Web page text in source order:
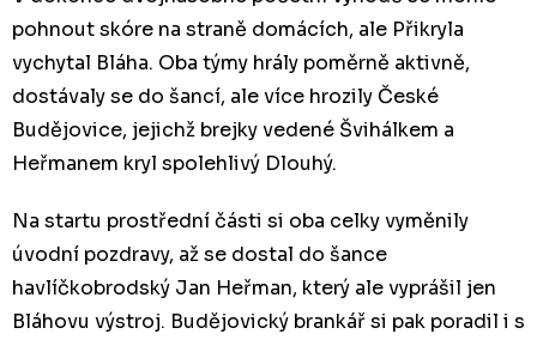
pohnout skóre na straně domácích, ale Přikryla
vychytal Bláha. Oba týmy hrály poměrně aktivně,
dostávaly se do šancí, ale více hrozily České
Budějovice, jejichž brejky vedené Švihálkem a
Heřmanem kryl spolehlivý Dlouhý.
Na startu prostřední části si oba celky vyměnily
úvodní pozdravy, až se dostal do šance
havlíčkobrodský Jan Heřman, který ale vyprášil jen
Bláhovu výstroj. Budějovický brankář si pak poradil i s